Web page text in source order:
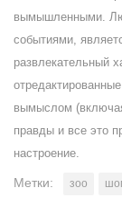
вымышленными.
событиями,
развлекательный
вымыслом
правды и все это
настроение.
Метки: зоо